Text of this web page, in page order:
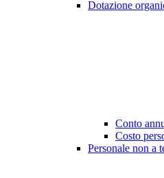
Dotazione
Conto
Costo
Personale non a